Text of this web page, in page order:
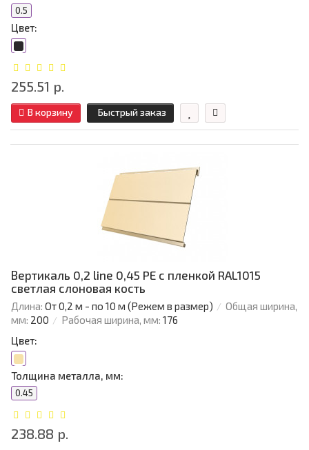
0.5
Цвет:
255.51 р.
В корзину Быстрый заказ
Вертикаль 0,2 line 0,45 PE с пленкой RAL1015
светлая слоновая кость
Длина: От 0,2 м - по 10 м (Режем в размер)
Общая ширина,
мм: 200 Рабочая ширина, мм: 176
Цвет:
Толщина металла, мм:
0.45
238.88 р.